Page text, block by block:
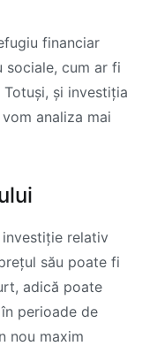
financiar
sociale, cum ar fi
și investiția
analiza mai
relativ
său poate fi
adică poate
perioade de
nou maxim